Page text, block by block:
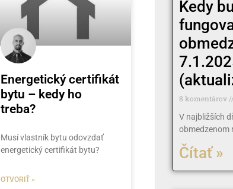
Energetický certifikát
bytu – kedy ho
treba?
Musí vlastník bytu odovzdať
energetický certifikát bytu?
OTVORIŤ »
Kedy
8 komentárov
V najbližších
obmedzenom
Čítať »